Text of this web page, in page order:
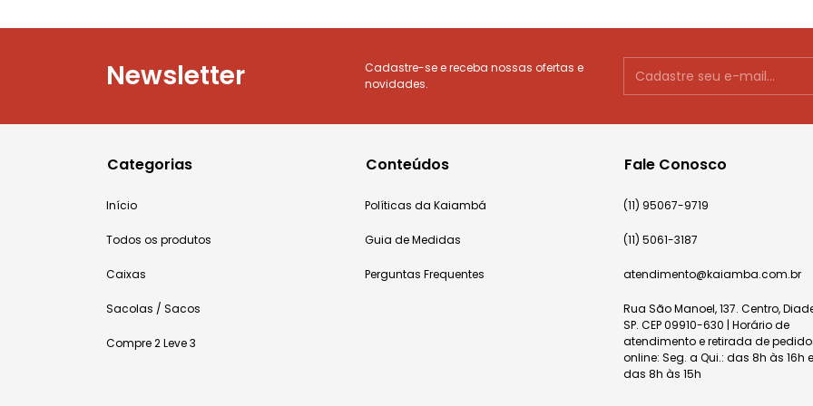
Newsletter
Cadastre-se e receba nossas ofertas e
novidades.
Categorias
Início
Todos os produtos
Caixas
Sacolas / Sacos
Compre 2 Leve 3
Conteúdos
Políticas da Kaiambá
Guia de Medidas
Perguntas Frequentes
Fale Conosco
(11) 95067-9719
(11) 5061-3187
atendimento@kaiamba.com.br
Rua São Manoel, 137. Centro,
SP. CEP 09910-630 | Horário de
atendimento e retirada de
online: Seg. a Qui.: das 8h às 16h
das 8h às 15h